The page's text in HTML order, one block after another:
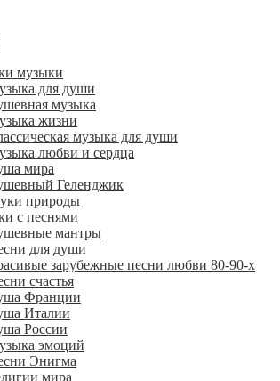
музыки
для души
музыка
жизни
музыка для души
любви и сердца
мира
Геленджик
природы
с песнями
мантры
для души
зарубежные песни любви 80-90-х
счастья
Франции
Италии
России
эмоций
Энигма
мира